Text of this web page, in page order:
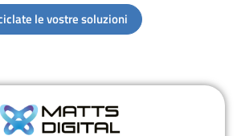
le vostre soluzioni